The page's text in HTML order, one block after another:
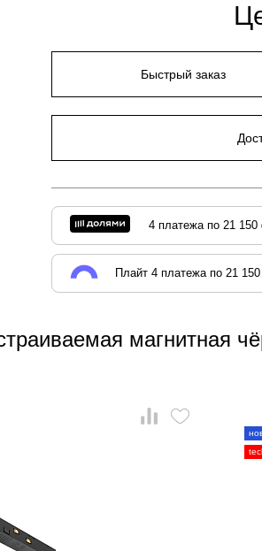
Быстрый заказ
4 платежа по 21 150
Плайт 4 платежа по 21
магнитная